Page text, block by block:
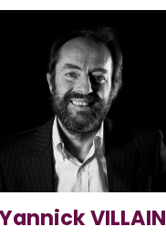
VILLAIN